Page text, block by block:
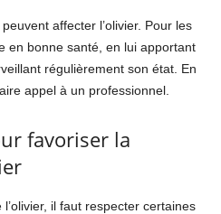
affecter l’olivier. Pour les
en bonne santé, en lui apportant
régulièrement son état. En
appel à un professionnel.
favoriser la
il faut respecter certaines